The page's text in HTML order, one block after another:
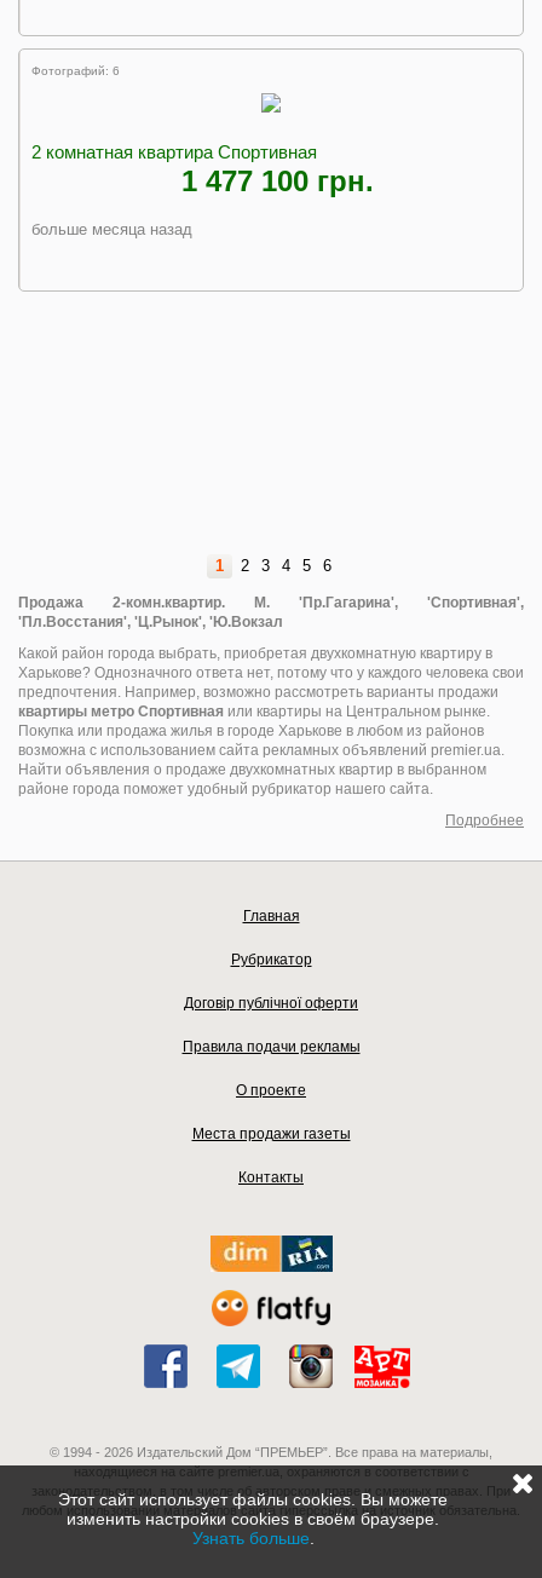
Фотографий: 6
2 комнатная квартира Спортивная
1 477 100 грн.
больше месяца назад
1 2 3 4 5 6
Продажа 2-комн.квартир. М. 'Пр.Гагарина', 'Спортивная',
'Пл.Восстания', 'Ц.Рынок', 'Ю.Вокзал
Какой район города выбрать, приобретая двухкомнатную квартиру в
Харькове? Однозначного ответа нет, потому что у каждого человека свои
предпочтения. Например, возможно рассмотреть варианты продажи
квартиры метро Спортивная или квартиры на Центральном рынке.
Покупка или продажа жилья в городе Харькове в любом из районов
возможна с использованием сайта рекламных объявлений premier.ua.
Найти объявления о продаже двухкомнатных квартир в выбранном
районе города поможет удобный рубрикатор нашего сайта.
Подробнее
Главная
Рубрикатор
Договір публічної оферти
Правила подачи рекламы
О проекте
Места продажи газеты
Контакты
© 1994 - 2026 Издательский Дом “ПРЕМЬЕР”. Все права на материалы,
находящиеся на сайте premier.ua, охраняются в соответствии с
законодательством, в том числе об авторском праве и смежных правах. При
любом использовании материалов сайта гиперссылка на источник обязательна.
Этот сайт использует файлы cookies. Вы можете
изменить настройки cookies в своём браузере.
Узнать больше